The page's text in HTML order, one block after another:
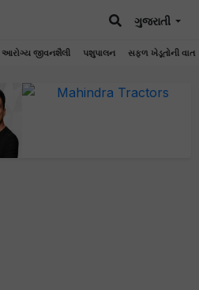
આરોગ્ય જીવનશૈલી પશુપાલન સફળ ખેડૂતોની વાત
ગુજરાતી